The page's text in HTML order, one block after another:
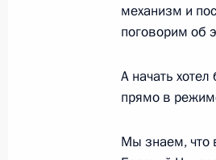
Встреча с
Совещание о
механизм и
поговорим об
А начать
прямо в
Мы знаем, что